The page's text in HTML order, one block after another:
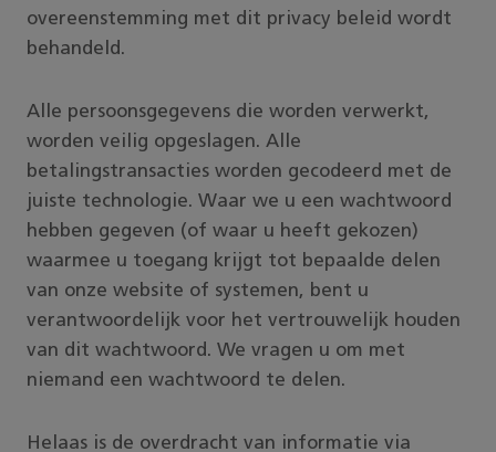
overeenstemming met dit privacy beleid wordt
behandeld.
Alle persoonsgegevens die worden verwerkt,
worden veilig opgeslagen. Alle
betalingstransacties worden gecodeerd met de
juiste technologie. Waar we u een wachtwoord
hebben gegeven (of waar u heeft gekozen)
waarmee u toegang krijgt tot bepaalde delen
van onze website of systemen, bent u
verantwoordelijk voor het vertrouwelijk houden
van dit wachtwoord. We vragen u om met
niemand een wachtwoord te delen.
Helaas is de overdracht van informatie via